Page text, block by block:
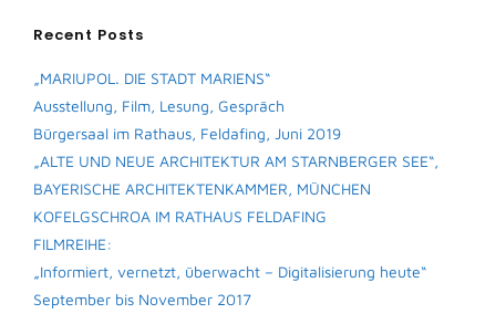
Recent Posts
„MARIUPOL. DIE STADT MARIENS“
Ausstellung, Film, Lesung, Gespräch
Bürgersaal im Rathaus, Feldafing, Juni 2019
„ALTE UND NEUE ARCHITEKTUR AM STARNBERGER SEE“,
BAYERISCHE ARCHITEKTENKAMMER, MÜNCHEN
KOFELGSCHROA IM RATHAUS FELDAFING
FILMREIHE:
„Informiert, vernetzt, überwacht – Digitalisierung heute“
September bis November 2017